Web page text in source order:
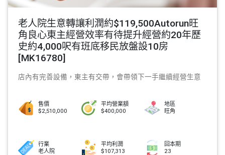
老人院生意轉讓利潤約$119,500Autorun旺
角良心東主經營效率有待提升經營約20年歷
史約4,000呎有班底移民放盤設10房
[MK16780]
店內有完善設備，東主有交帶，會帶領下一手繼續經營生意
售價
$2,510,000
平均營業額
$400,000
地區
旺角
行業
老人院
平均利潤
$107,313
回本期
23